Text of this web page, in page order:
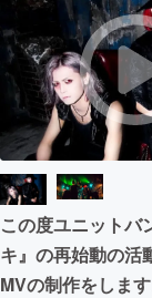
テク
映像
ビジ
まち
この度ユニットバ
キ』の再始動の活
MVの制作をしま